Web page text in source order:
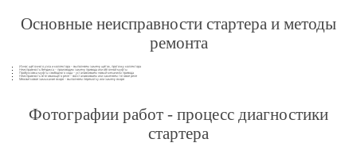
Основные неисправности стартера и методы
ремонта
Износ щёточного узла и коллектора – выполняем замену щёток, проточку коллектора
Неисправность бендикса – производим замену привода или обгонной муфты
Пробуксовка муфты свободного хода – устанавливаем новый механизм привода
Неисправность втягивающего реле – восстанавливаем или заменяем тяговое реле
Межвитковое замыкание якоря – выполняем перемотку или замену якоря
Фотографии работ - процесс диагностики
стартера